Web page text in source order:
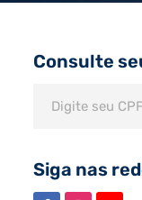
Consulte
Siga nas